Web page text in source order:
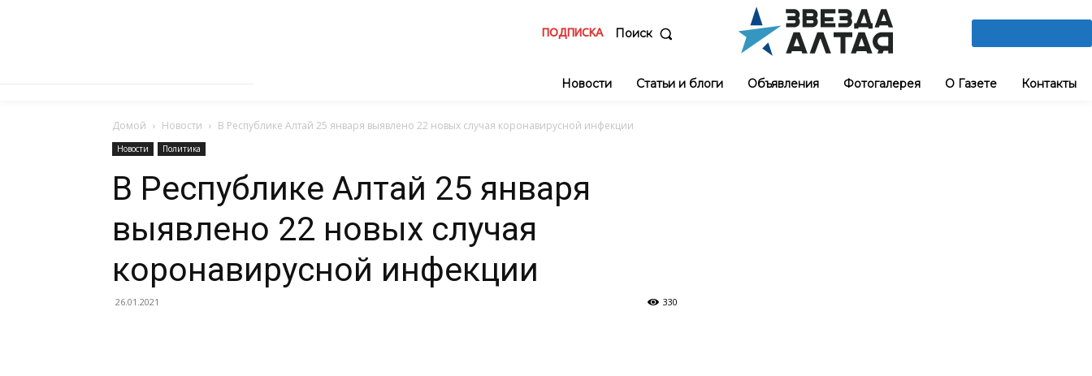
ПОДПИСКА Поиск
Новости Статьи и блоги Объявления Фотогалерея О Газете Контакты
Домой Новости В Республике Алтай 25 января выявлено 22 новых случая коронавирусной инфекции
Новости Политика
В Республике Алтай 25 января
выявлено 22 новых случая
коронавирусной инфекции
26.01.2021 330